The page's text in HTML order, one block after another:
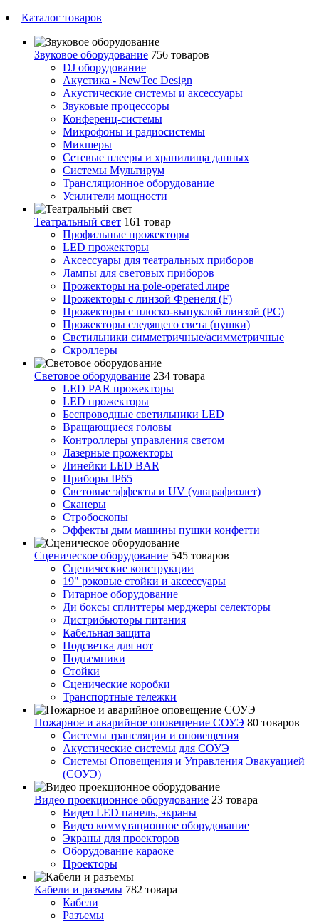
Каталог товаров
Звуковое оборудование 756 товаров
DJ оборудование
Акустика - NewTec Design
Акустические системы и аксессуары
Звуковые процессоры
Конференц-системы
Микрофоны и радиосистемы
Микшеры
Сетевые плееры и хранилища данных
Системы Мультирум
Трансляционное оборудование
Усилители мощности
Театральный свет 161 товар
Профильные прожекторы
LED прожекторы
Аксессуары для театральных приборов
Лампы для световых приборов
Прожекторы на pole-operated лире
Прожекторы с линзой Френеля (F)
Прожекторы с плоско-выпуклой линзой (PC)
Прожекторы следящего света (пушки)
Светильники симметричные/асимметричные
Скроллеры
Световое оборудование 234 товара
LED PAR прожекторы
LED прожекторы
Беспроводные светильники LED
Вращающиеся головы
Контроллеры управления светом
Лазерные прожекторы
Линейки LED BAR
Приборы IP65
Световые эффекты и UV (ультрафиолет)
Сканеры
Стробоскопы
Эффекты дым машины пушки конфетти
Сценическое оборудование 545 товаров
Сценические конструкции
19" рэковые стойки и аксесcуары
Гитарное оборудование
Ди боксы сплиттеры мерджеры селекторы
Дистрибьюторы питания
Кабельная защита
Подсветка для нот
Подъемники
Стойки
Сценические коробки
Транспортные тележки
Пожарное и аварийное оповещение СОУЭ 80 товаров
Cистемы трансляции и оповещения
Акустические системы для СОУЭ
Системы Оповещения и Управления Эвакуацией
(СОУЭ)
Видео проекционное оборудование 23 товара
Видео LED панель, экраны
Видео коммутационное оборудование
Экраны для проекторов
Оборудование караоке
Проекторы
Кабели и разъемы 782 товара
Кабели
Разъемы